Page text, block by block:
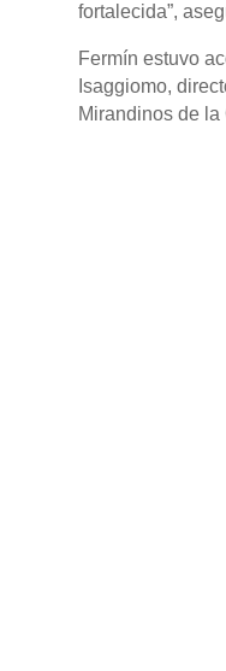
fortalecida”,
Fermín estuvo
Isaggiomo,
Mirandinos de la